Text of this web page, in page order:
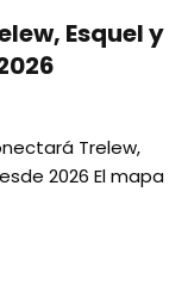
Esquel y
Trelew,
2026 El mapa